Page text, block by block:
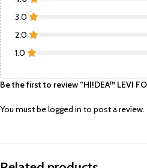
3.0
2.0
1.0
Be the first to review “HI!DEA™ LEVI
You must belogged in to post a review.